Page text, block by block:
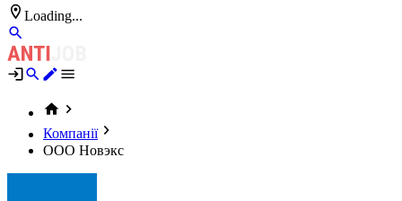
Loading...
Компанії
ООО Новэкс